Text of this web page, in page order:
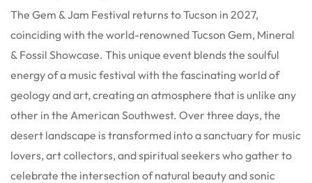
The Gem & Jam Festival returns to Tucson in 2027,
coinciding with the world-renowned Tucson Gem, Mineral
& Fossil Showcase. This unique event blends the soulful
energy of a music festival with the fascinating world of
geology and art, creating an atmosphere that is unlike any
other in the American Southwest. Over three days, the
desert landscape is transformed into a sanctuary for music
lovers, art collectors, and spiritual seekers who gather to
celebrate the intersection of natural beauty and sonic